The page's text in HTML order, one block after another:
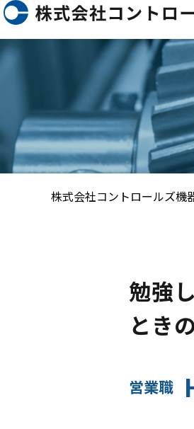
株式会社コントロールズ機
勉強
とき
営業職